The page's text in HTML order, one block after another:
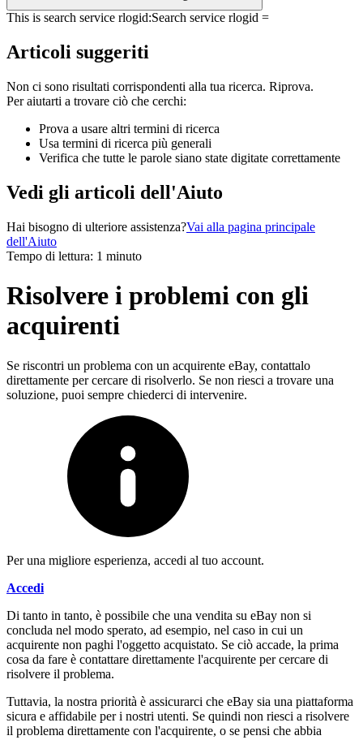
This is search service rlogid:Search service rlogid =
Articoli suggeriti
Non ci sono risultati corrispondenti alla tua ricerca. Riprova.
Per aiutarti a trovare ciò che cerchi:
Prova a usare altri termini di ricerca
Usa termini di ricerca più generali
Verifica che tutte le parole siano state digitate correttamente
Vedi gli articoli dell'Aiuto
Hai bisogno di ulteriore assistenza?Vai alla pagina principale
dell'Aiuto
Tempo di lettura: 1 minuto
Risolvere i problemi con gli
acquirenti
Se riscontri un problema con un acquirente eBay, contattalo
direttamente per cercare di risolverlo. Se non riesci a trovare una
soluzione, puoi sempre chiederci di intervenire.
Per una migliore esperienza, accedi al tuo account.
Accedi
Di tanto in tanto, è possibile che una vendita su eBay non si
concluda nel modo sperato, ad esempio, nel caso in cui un
acquirente non paghi l'oggetto acquistato. Se ciò accade, la prima
cosa da fare è contattare direttamente l'acquirente per cercare di
risolvere il problema.
Tuttavia, la nostra priorità è assicurarci che eBay sia una piattaforma
sicura e affidabile per i nostri utenti. Se quindi non riesci a risolvere
il problema direttamente con l'acquirente, o se pensi che abbia